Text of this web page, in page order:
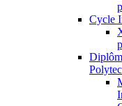
Cycle